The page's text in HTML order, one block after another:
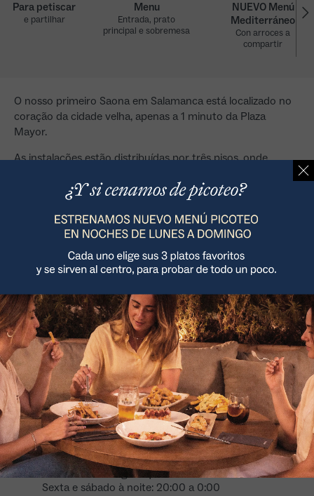
Para petiscar
e partilhar
Menu
Entrada, prato
principal e sobremesa
NUEVO Menú
Mediterráneo
Con arroces a
compartir
Nuevo Menú Mediterráneo (sábados, domingos y festivos)
O nosso primeiro Saona em Salamanca está localizado no
coração da cidade velha, apenas a 1 minuto da Plaza
Mayor.
As instalações estão distribuídas por três pisos, onde
toque de calor às instalações, e as janelas são de madeira,
mantendo a forja original do edifício.
Desfrute da sua visita num ambiente repleto de
revestidos com tapetes de barro, decoração em vime e
pequenos recantos com pormenores artesanais. Desfrute
da melhor gastronomia mediterrânica e de um espaço
confortável e cheio de luz no coração de Salamanca.
Como nos encontrar >
C. del Prior, 15, 37002 Salamanca
923 174 766
Reserve o seu evento
Meio-dia de domingo a quinta-feira: 13:00 a 16:30
Sexta-feira e sábado ao meio-dia: 13h00 às 17h00
Noites de domingo a quinta-feira: 20:00 às 23:30
Sexta e sábado à noite: 20:00 a 0:00